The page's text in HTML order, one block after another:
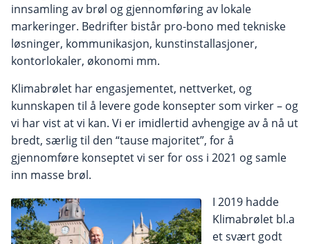
innsamling av brøl og gjennomføring av lokale
markeringer. Bedrifter bistår pro-bono med tekniske
løsninger, kommunikasjon, kunstinstallasjoner,
kontorlokaler, økonomi mm.
Klimabrølet har engasjementet, nettverket, og
kunnskapen til å levere gode konsepter som virker – og
vi har vist at vi kan. Vi er imidlertid avhengige av å nå ut
bredt, særlig til den “tause majoritet”, for å
gjennomføre konseptet vi ser for oss i 2021 og samle
inn masse brøl.
I 2019 hadde
Klimabrølet bl.a
et svært godt